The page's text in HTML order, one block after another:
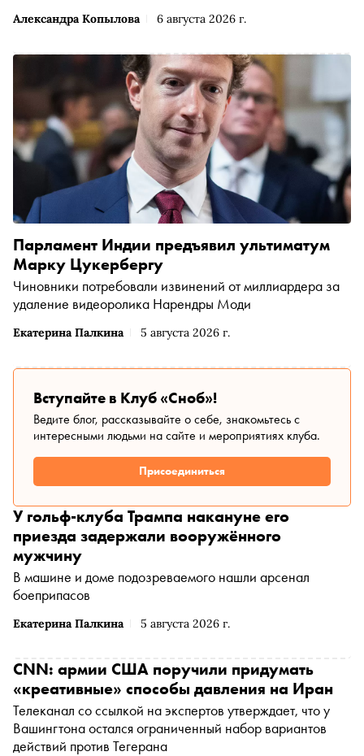
Александра Копылова 6 августа 2026 г.
Екатерина Палкина 5 августа 2026 г.
Парламент Индии предъявил ультиматум
Марку Цукербергу
Чиновники потребовали извинений от миллиардера за
удаление видеоролика Нарендры Моди
Вступайте в Клуб «Сноб»!
Ведите блог, рассказывайте о себе, знакомьтесь с
интересными людьми на сайте и мероприятиях клуба.
Присоединиться
Екатерина Палкина 5 августа 2026 г.
У гольф-клуба Трампа накануне его
приезда задержали вооружённого
мужчину
В машине и доме подозреваемого нашли арсенал
боеприпасов
CNN: армии США поручили придумать
«креативные» способы давления на Иран
Телеканал со ссылкой на экспертов утверждает, что у
Вашингтона остался ограниченный набор вариантов
действий против Тегерана